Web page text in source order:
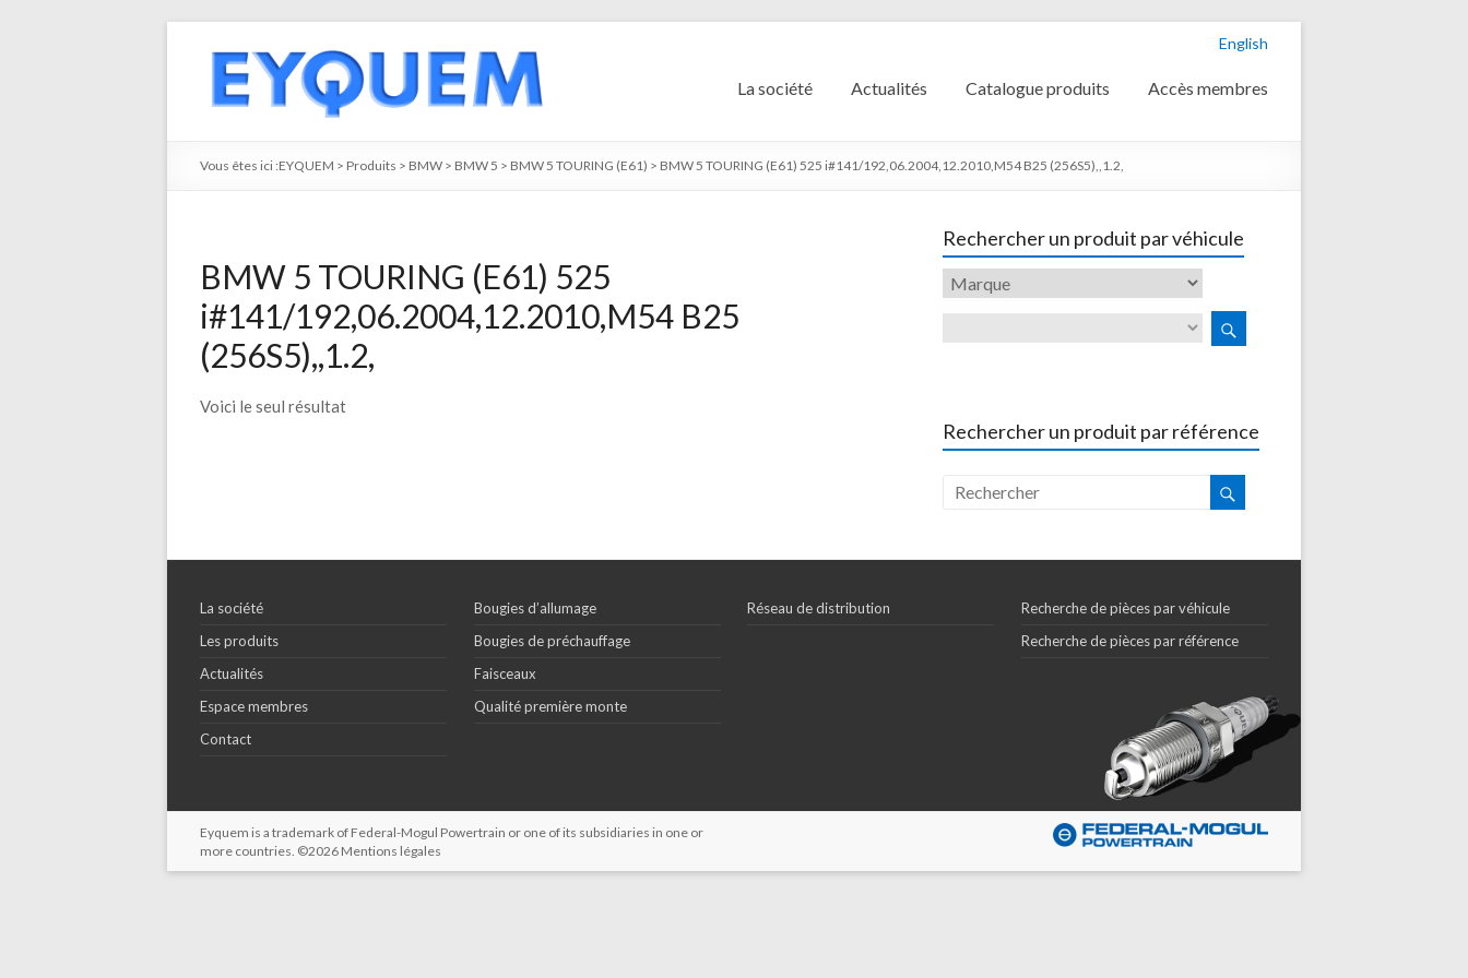
English
La société Actualités Catalogue produits Accès membres
Vous êtes ici :EYQUEM > Produits > BMW > BMW 5 > BMW 5 TOURING (E61) > BMW 5 TOURING (E61) 525 i#141/192,06.2004,12.2010,M54 B25 (256S5),,1.2,
BMW 5 TOURING (E61) 525
i#141/192,06.2004,12.2010,M54 B25
(256S5),,1.2,
Voici le seul résultat
Rechercher un produit par véhicule
Rechercher un produit par référence
La société
Les produits
Actualités
Espace membres
Contact
Bougies d’allumage
Bougies de préchauffage
Faisceaux
Qualité première monte
Réseau de distribution
Recherche de pièces par véhicule
Recherche de pièces par référence
Eyquem is a trademark of Federal-Mogul Powertrain or one of its subsidiaries in one or
more countries. ©2026 Mentions légales